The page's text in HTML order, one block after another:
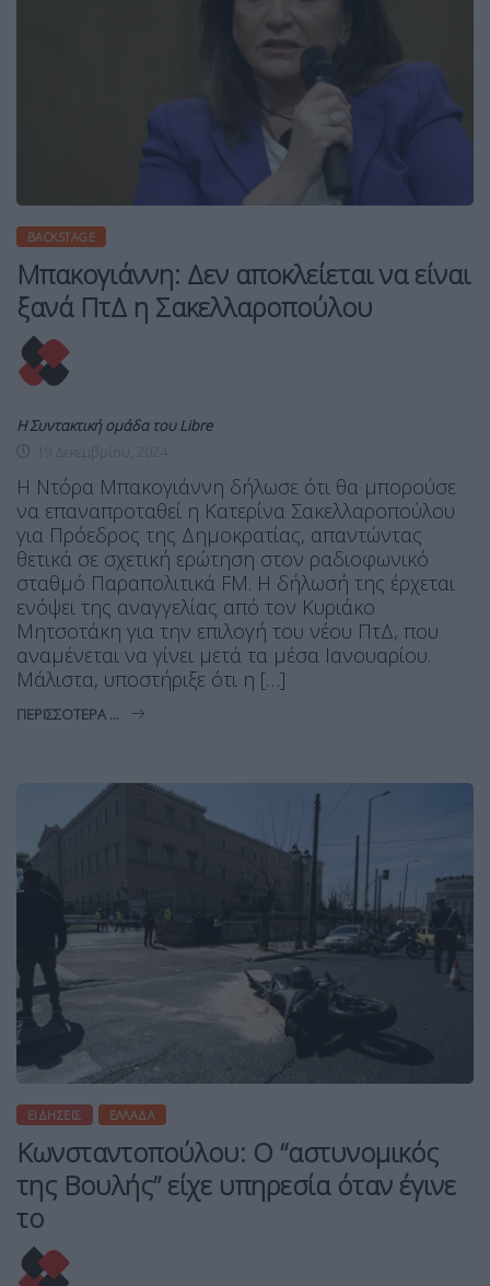
BACKSTAGE
Μπακογιάννη: Δεν αποκλείεται να είναι
ξανά ΠτΔ η Σακελλαροπούλου
Η Συντακτική ομάδα του Libre
Η Ντόρα Μπακογιάννη δήλωσε ότι θα μπορούσε
να επαναπροταθεί η Κατερίνα Σακελλαροπούλου
για Πρόεδρος της Δημοκρατίας, απαντώντας
θετικά σε σχετική ερώτηση στον ραδιοφωνικό
σταθμό Παραπολιτικά FM. Η δήλωσή της έρχεται
ενόψει της αναγγελίας από τον Κυριάκο
Μητσοτάκη για την επιλογή του νέου ΠτΔ, που
αναμένεται να γίνει μετά τα μέσα Ιανουαρίου.
Μάλιστα, υποστήριξε ότι η […]
ΠΕΡΙΣΣΌΤΕΡΑ ...
ΕΙΔΉΣΕΙΣ ΕΛΛΆΔΑ
Κωνσταντοπούλου: Ο “αστυνομικός
της Βουλής” είχε υπηρεσία όταν έγινε
το